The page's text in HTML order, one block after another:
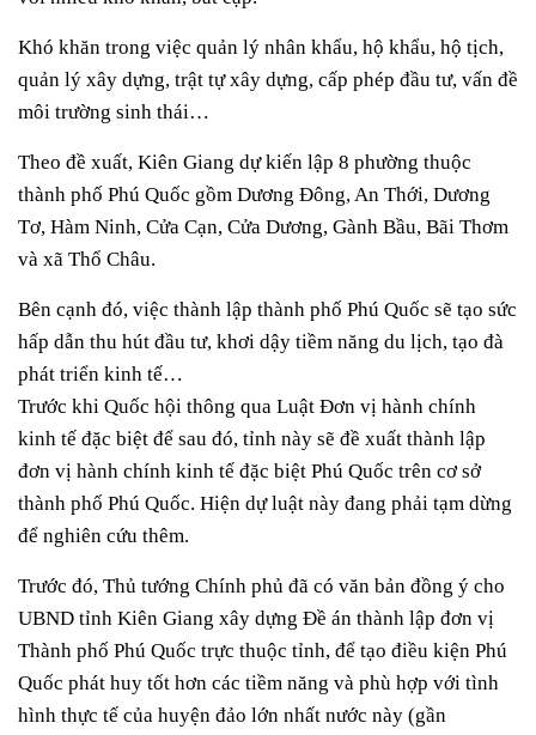
Khó khăn trong việc quản lý nhân khẩu, hộ khẩu, hộ tịch,
quản lý xây dựng, trật tự xây dựng, cấp phép đầu tư, vấn đề
môi trường sinh thái…
Theo đề xuất, Kiên Giang dự kiến lập 8 phường thuộc
thành phố Phú Quốc gồm Dương Đông, An Thới, Dương
Tơ, Hàm Ninh, Cửa Cạn, Cửa Dương, Gành Bầu, Bãi Thơm
và xã Thổ Châu.
Bên cạnh đó, việc thành lập thành phố Phú Quốc sẽ tạo sức
hấp dẫn thu hút đầu tư, khơi dậy tiềm năng du lịch, tạo đà
phát triển kinh tế…
Trước khi Quốc hội thông qua Luật Đơn vị hành chính
kinh tế đặc biệt để sau đó, tỉnh này sẽ đề xuất thành lập
đơn vị hành chính kinh tế đặc biệt Phú Quốc trên cơ sở
thành phố Phú Quốc. Hiện dự luật này đang phải tạm dừng
để nghiên cứu thêm.
Trước đó, Thủ tướng Chính phủ đã có văn bản đồng ý cho
UBND tỉnh Kiên Giang xây dựng Đề án thành lập đơn vị
Thành phố Phú Quốc trực thuộc tỉnh, để tạo điều kiện Phú
Quốc phát huy tốt hơn các tiềm năng và phù hợp với tình
hình thực tế của huyện đảo lớn nhất nước này (gần